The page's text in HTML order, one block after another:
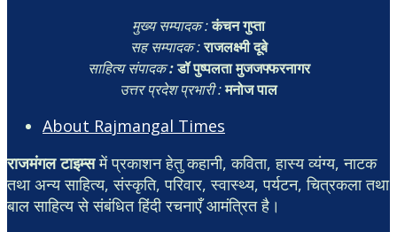
मुख्य सम्पादक :कंचन गुप्ता
सह सम्पादक :राजलक्ष्मी दूबे
साहित्य संपादक:डॉ पुष्पलता मुजजफ्फरनागर
उत्तर प्रदेश प्रभारी :मनोज पाल
About Rajmangal Times
राजमंगल टाइम्समें प्रकाशन हेतु कहानी, कविता, हास्य व्यंग्य, नाटक
तथा अन्य साहित्य, संस्कृति, परिवार, स्वास्थ्य, पर्यटन, चित्रकला तथा
बाल साहित्य से संबंधित हिंदी रचनाएँ आमंत्रित है।